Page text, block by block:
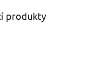
produkty